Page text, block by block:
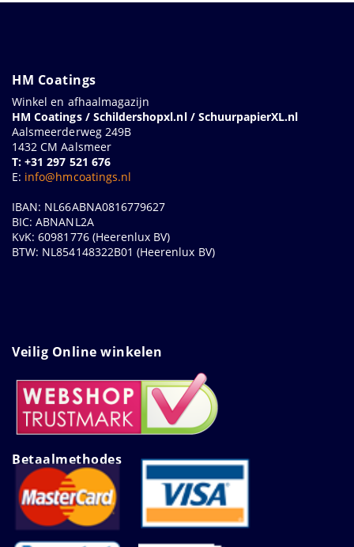
HM Coatings
Winkel en afhaalmagazijn
HM Coatings / Schildershopxl.nl / SchuurpapierXL.nl
Aalsmeerderweg 249B
1432 CM Aalsmeer
T: +31 297 521 676
E: info@hmcoatings.nl
IBAN: NL66ABNA0816779627
BIC: ABNANL2A
KvK: 60981776 (Heerenlux BV)
BTW: NL854148322B01 (Heerenlux BV)
Veilig Online winkelen
Betaalmethodes